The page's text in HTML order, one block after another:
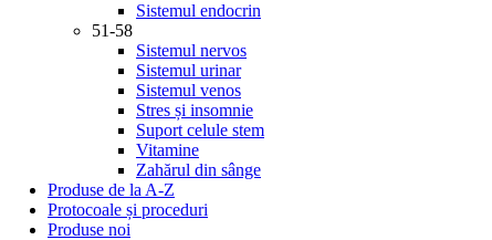
Sistemul endocrin
51-58
Sistemul nervos
Sistemul urinar
Sistemul venos
Stres și insomnie
Suport celule stem
Vitamine
Zahărul din sânge
Produse de la A-Z
Protocoale și proceduri
Produse noi